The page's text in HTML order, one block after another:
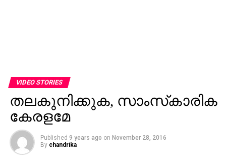
VIDEO STORIES
തലകുനിക്കുക, സാംസ്‌കാരിക
കേരളമേ
Published 9 years ago on November 28, 2016
By chandrika